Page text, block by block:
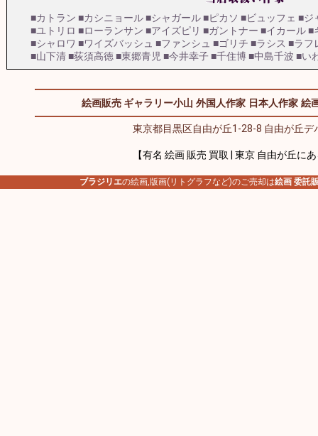
■カトラン ■カシニョール■シャガール■ピカソ ■ビュッフェ ■ジ
■ユトリロ ■ローランサン ■アイズピリ ■ガントナー ■イカール■
■シャロワ ■ワイズバッシュ ■ファンシュ ■ゴリチ ■ラシス ■ラフ
■山下清■荻須高徳■東郷青児 ■今井幸子■千住博■中島千波 ■い
絵画販売 ギャラリー小山 外国人作家 日本人作家 絵
東京都目黒区自由が丘1-28-8 自由が丘デ
【有名 絵画 販売 買取 | 東京 自由が丘に
ブラジリエの絵画,版画(リトグラフなど)のご売却は絵画 委託